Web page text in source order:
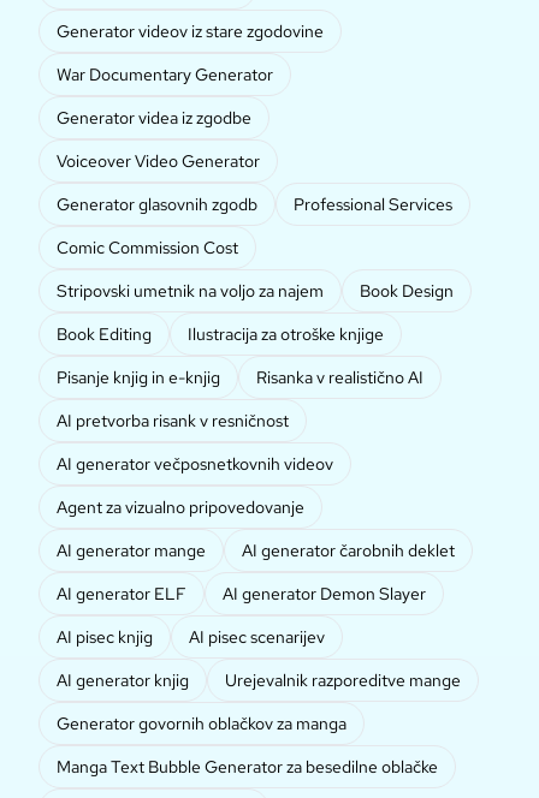
Generator videov iz stare zgodovine
War Documentary Generator
Generator videa iz zgodbe
Voiceover Video Generator
Generator glasovnih zgodb
Professional Services
Comic Commission Cost
Stripovski umetnik na voljo za najem
Book Design
Book Editing
Ilustracija za otroške knjige
Pisanje knjig in e-knjig
Risanka v realistično AI
AI pretvorba risank v resničnost
AI generator večposnetkovnih videov
Agent za vizualno pripovedovanje
AI generator mange
AI generator čarobnih deklet
AI generator ELF
AI generator Demon Slayer
AI pisec knjig
AI pisec scenarijev
AI generator knjig
Urejevalnik razporeditve mange
Generator govornih oblačkov za manga
Manga Text Bubble Generator za besedilne oblačke